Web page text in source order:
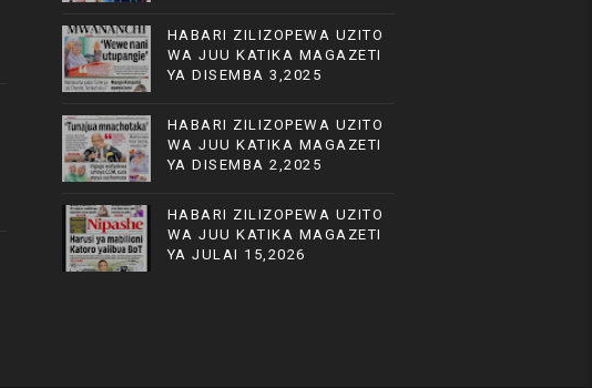
HABARI ZILIZOPEWA UZITO
WA JUU KATIKA MAGAZETI
YA DISEMBA 3,2025
HABARI ZILIZOPEWA UZITO
WA JUU KATIKA MAGAZETI
YA DISEMBA 2,2025
HABARI ZILIZOPEWA UZITO
WA JUU KATIKA MAGAZETI
YA JULAI 15,2026